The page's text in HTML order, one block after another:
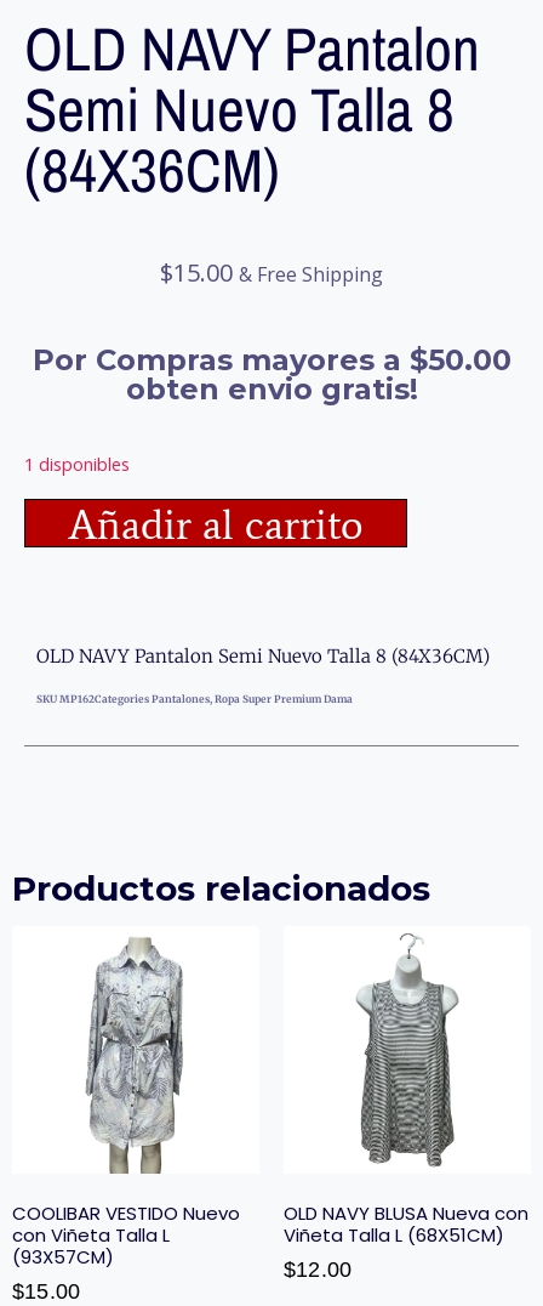
OLD NAVY Pantalon
Semi Nuevo Talla 8
(84X36CM)
$15.00 & Free Shipping
Por Compras mayores a $50.00
obten envio gratis!
1 disponibles
Añadir al carrito
OLD NAVY Pantalon Semi Nuevo Talla 8 (84X36CM)
SKU MP162Categories Pantalones, Ropa Super Premium Dama
Productos relacionados
COOLIBAR VESTIDO Nuevo
con Viñeta Talla L
(93X57CM)
$15.00
OLD NAVY BLUSA Nueva con
Viñeta Talla L (68X51CM)
$12.00